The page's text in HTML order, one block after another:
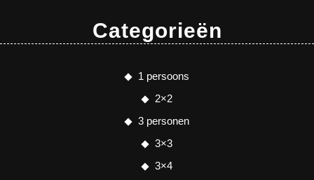
Categorieën
1 persoons
2×2
3 personen
3×3
3×4